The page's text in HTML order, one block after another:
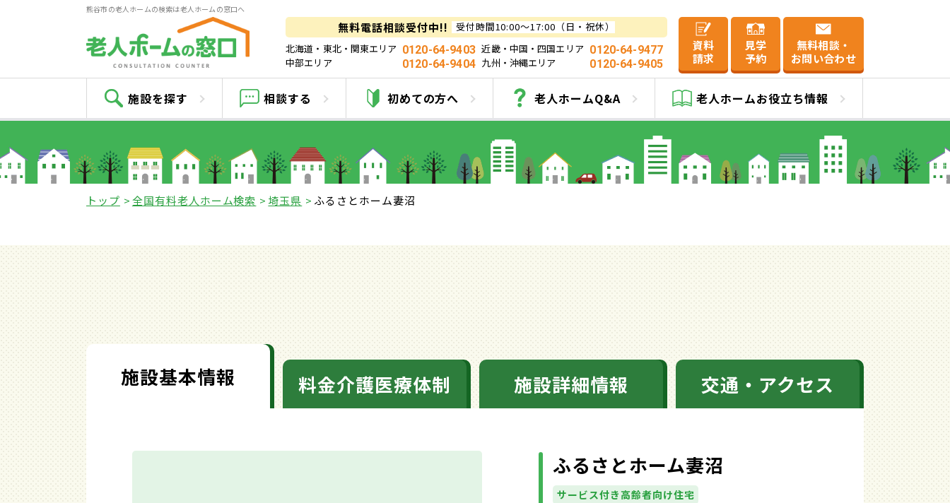
熊谷市の老人ホームの検索は老人ホームの窓口へ
無料電話相談受付中!!
受付時間10:00～17:00（日・祝休）
北海道・東北・関東エリア 0120-64-9403 近畿・中国・四国エリア 0120-64-9477
中部エリア
0120-64-9404 九州・沖縄エリア 0120-64-9405
資料
請求
見学
予約
無料相談・
お問い合わせ
施設を探す 相談する 初めての方へ 老人ホームQ&A 老人ホームお役立ち情報
ふるさとホーム妻沼
トップ 全国有料老人ホーム検索 埼玉県 ふるさとホーム妻沼
施設基本情報 料金介護医療体制 施設詳細情報 交通・アクセス
ふるさとホーム妻沼
サービス付き高齢者向け住宅